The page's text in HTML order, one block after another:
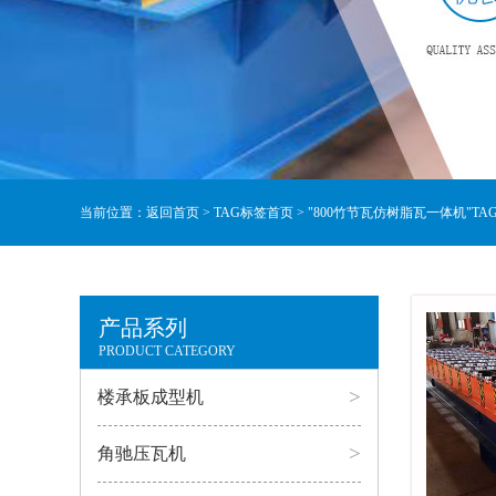
当前位置： 返回首页 > TAG标签首页 > "800竹节瓦仿树脂瓦一体机
产品系列
PRODUCT CATEGORY
楼承板成型机 >
角驰压瓦机 >